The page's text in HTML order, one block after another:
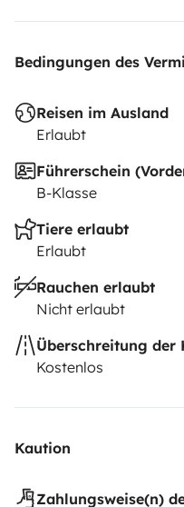
Bedingungen des
Reisen im Ausland
Erlaubt
Führerschein
B-Klasse
Tiere erlaubt
Erlaubt
Rauchen erlaubt
Nicht erlaubt
Überschreitung der
Kostenlos
Kaution
Zahlungsweise(n)